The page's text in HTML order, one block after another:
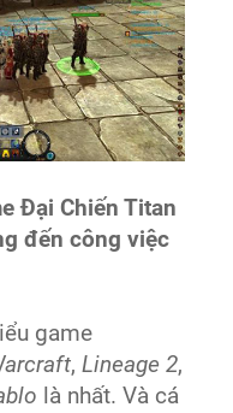
Đại Chiến Titan
đến công việc
game
,Lineage 2,
là nhất. Và cá